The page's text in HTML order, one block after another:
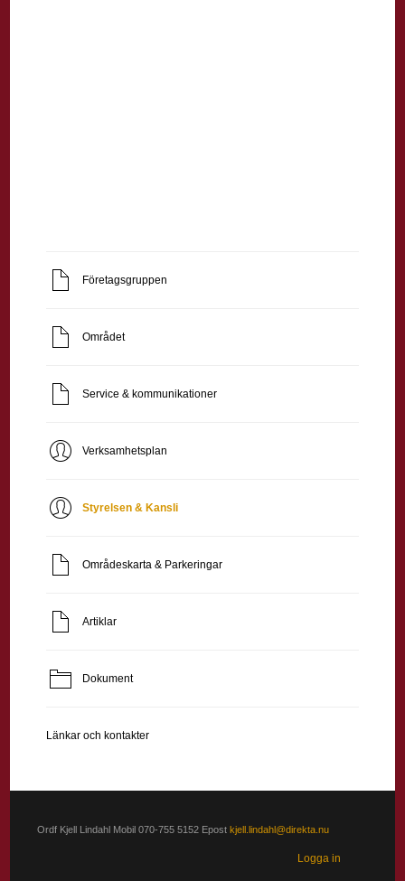
Företagsgruppen
Området
Service & kommunikationer
Verksamhetsplan
Styrelsen & Kansli
Områdeskarta & Parkeringar
Artiklar
Dokument
Länkar och kontakter
Ordf Kjell Lindahl Mobil 070-755 5152 Epostkjell.lindahl@direkta.nu
Logga in